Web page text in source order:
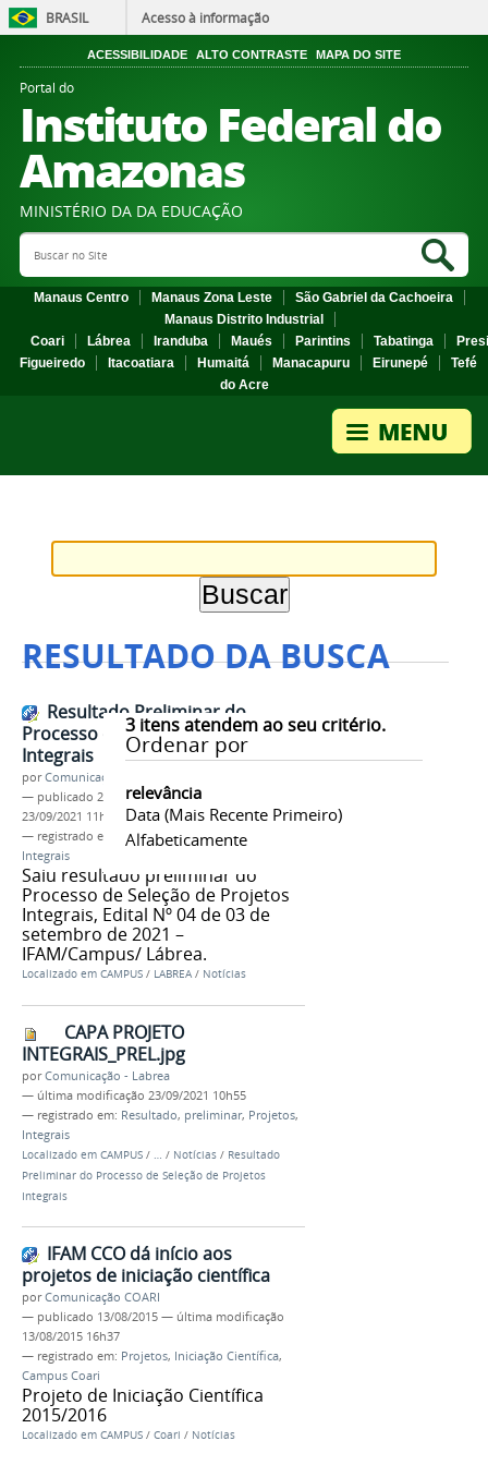
BRASIL Acesso à informação
ACESSIBILIDADE ALTO CONTRASTE MAPA DO SITE
Portal do
Instituto Federal do
Amazonas
MINISTÉRIO DA DA EDUCAÇÃO
Search Site
Manaus Centro Manaus Zona Leste
São Gabriel da Cachoeira
Manaus Distrito Industrial
Coari
Lábrea Iranduba Maués Parintins Tabatinga
Figueiredo
Itacoatiara Humaitá Manacapuru Eirunepé
Tefé
do Acre
RESULTADO DA BUSCA
3itens atendem ao seu critério.
Ordenar por
relevância
Data (mais Recente Primeiro)
Alfabeticamente
Resultado Preliminar do
Processo de Seleção de Projetos
Integrais
porComunicação - Labrea
— publicado 23/09/2021—última modificação
23/09/2021 11h08
— registrado em:
Resultado,preliminar,
Integrais
Saiu resultado preliminar do
Processo de Seleção de Projetos
Integrais, Edital Nº 04 de 03 de
setembro de 2021 –
IFAM/Campus/ Lábrea.
Localizado em CAMPUS / LABREA / Notícias
CAPA PROJETO
INTEGRAIS_PREL.jpg
porComunicação - Labrea
— última modificação 23/09/2021 10h55
— registrado em: Resultado, preliminar, Projetos,
Integrais
Localizado em CAMPUS / / Notícias / Resultado
Preliminar do Processo de Seleção de Projetos
Integrais
IFAM CCO dá início aos
projetos de iniciação científica
porComunicação COARI
— publicado 13/08/2015 — última modificação
13/08/2015 16h37
— registrado em: Projetos, Iniciação Científica,
Campus Coari
Projeto de Iniciação Científica
2015/2016
Localizado em CAMPUS / Coari / Notícias